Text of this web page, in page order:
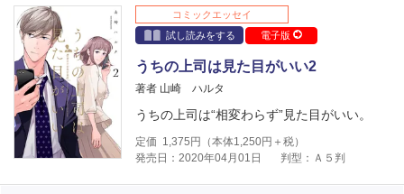
コミックエッセイ
試し読みをする
電子版
うちの上司は見た目がいい2
著者 山崎 ハルタ
うちの上司は“相変わらず”見た目がいい。
定価 1,375 円（本体1,250円＋税）
発売日：2020年04月01日
判型：Ａ５判